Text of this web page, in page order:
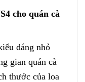
cho quán cà
dáng nhỏ
gian quán cà
thước của loa